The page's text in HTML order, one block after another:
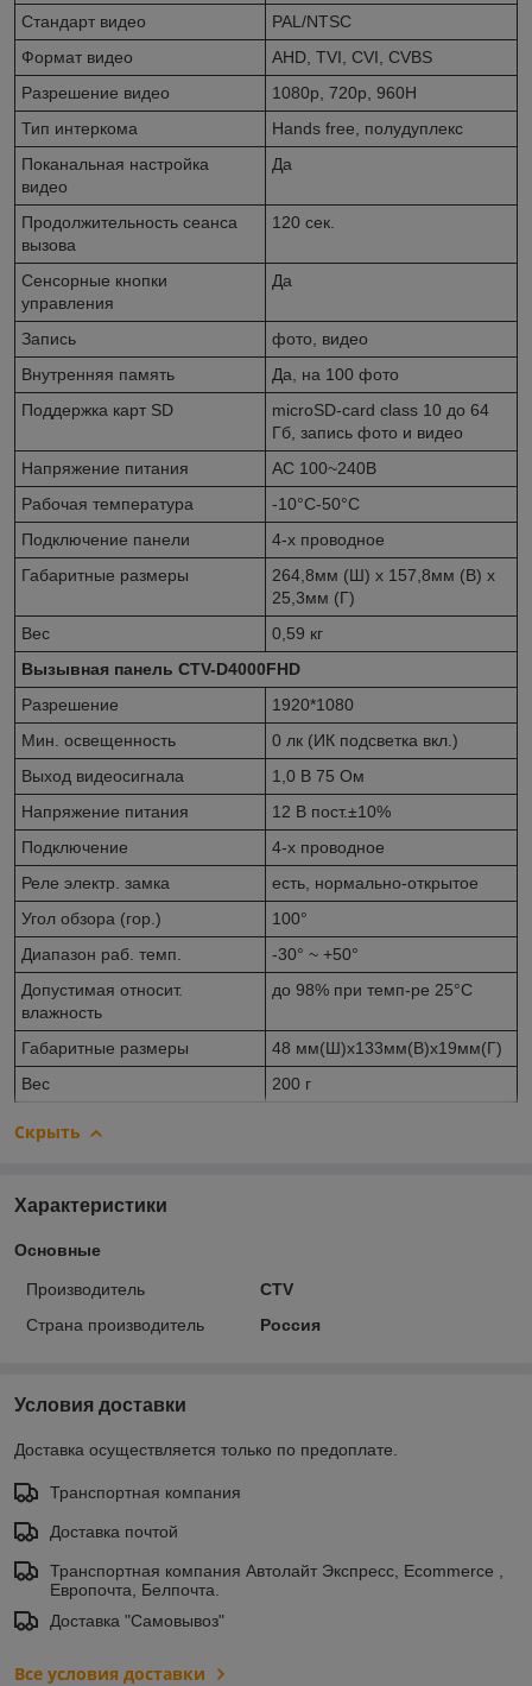
Стандарт видео
PAL/NTSC
Формат видео
AHD, TVI, CVI, CVBS
Разрешение видео
1080p, 720р, 960H
Тип интеркома
Hands free, полудуплекс
Поканальная настройка
видео
Да
Продолжительность сеанса
вызова
120 сек.
Сенсорные кнопки
управления
Да
Запись
фото, видео
Внутренняя память
Да, на 100 фото
Поддержка карт SD
microSD-card class 10 до 64
Гб, запись фото и видео
Напряжение питания
AC 100~240В
Рабочая температура
-10°C-50°C
Подключение панели
4-х проводное
Габаритные размеры
264,8мм (Ш) x 157,8мм (В) x
25,3мм (Г)
Вес
0,59 кг
Вызывная панель CTV-D4000FHD
Разрешение
1920*1080
Мин. освещенность
0 лк (ИК подсветка вкл.)
Выход видеосигнала
1,0 В 75 Ом
Напряжение питания
12 В пост.±10%
Подключение
4-х проводное
Реле электр. замка
есть, нормально-открытое
Угол обзора (гор.)
100°
Диапазон раб. темп.
-30° ~ +50°
Допустимая относит.
влажность
до 98% при темп-ре 25°C
Габаритные размеры
48 мм(Ш)х133мм(В)х19мм(Г)
Вес
200 г
Скрыть
Характеристики
Основные
Производитель
CTV
Страна производитель
Россия
Условия доставки
Доставка осуществляется только по предоплате.
Транспортная компания
Доставка почтой
Транспортная компания Автолайт Экспресс, Ecommerce ,
Европочта, Белпочта.
Доставка "Самовывоз"
Все условия доставки